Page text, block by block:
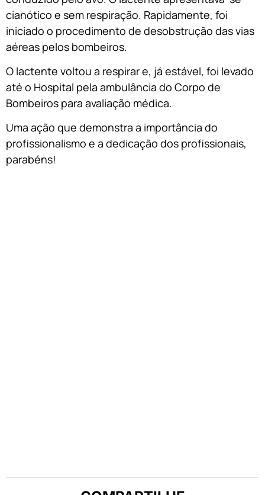
cianótico e sem respiração. Rapidamente, foi
iniciado o procedimento de desobstrução das vias
aéreas pelos bombeiros.
O lactente voltou a respirar e, já estável, foi levado
até o Hospital pela ambulância do Corpo de
Bombeiros para avaliação médica.
Uma ação que demonstra a importância do
profissionalismo e a dedicação dos profissionais,
parabéns!